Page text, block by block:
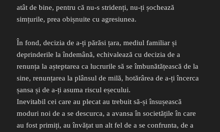
atât de bine, pentru că nu-s stridenți, nu-ți șochează
simțurile, prea obișnuite cu agresiunea.
În fond, decizia de a-ți părăsi țara, mediul familiar și
deprinderile la îndemână, echivalează cu decizia de a
renunța la așteptarea ca lucrurile să se îmbunătățească de la
sine, renunțarea la plânsul de milă, hotărârea de a-ți încerca
șansa și de a-ți asuma riscul eșecului.
Inevitabil cei care au plecat au trebuit să-și însușească
moduri noi de a se descurca, a avansa în societățile în care
au fost primiți, au învățat un alt fel de a se confrunta, de a